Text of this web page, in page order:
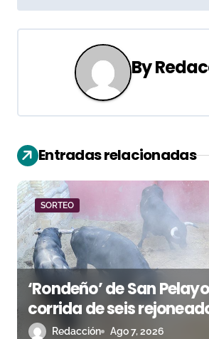
e
c
i
ó
n
d
e
e
n
By
Entradas relacionadas
SORTEO
‘Rondeño’ de San
corrida de seis
Puerto de Santa María
Redacción Ago 7, 2026